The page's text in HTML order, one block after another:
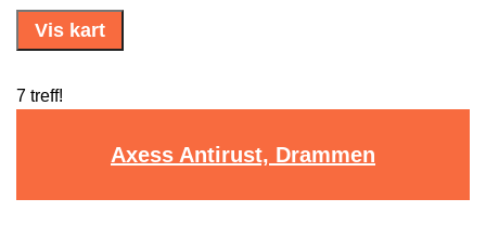
Vis kart
7 treff!
Axess Antirust, Drammen